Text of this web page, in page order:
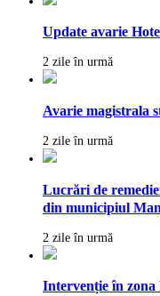
Update avarie
2 zile în urmă
Avarie magistrala
2 zile în urmă
Lucrări de
din municipiul
2 zile în urmă
Intervenție în